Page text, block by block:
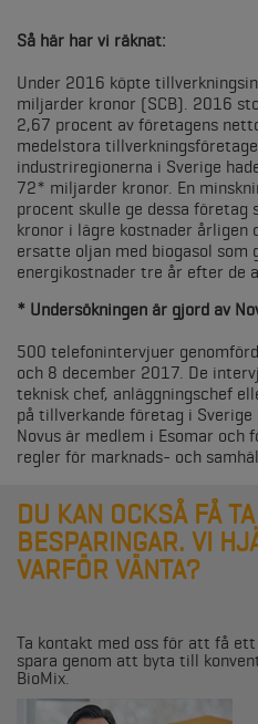
Så här har vi räknat:
Under 2016 köpte
miljarder kronor (SCB). 2016
2,67 procent av företagens
medelstora
industriregionerna i Sverige
72* miljarder kronor. En
procent skulle ge dessa
kronor i lägre kostnader årligen
ersatte oljan med biogasol som
energikostnader tre år efter de
* Undersökningen är gjord av
500 telefonintervjuer
och 8 december 2017. De
teknisk chef, anläggningschef
på tillverkande företag i
Novus är medlem i Esomar och
regler för marknads- och
DU KAN OCKSÅ FÅ
BESPARINGAR. VI
VARFÖR VÄNTA?
Ta kontakt med oss för att få
spara genom att byta till
BioMix.